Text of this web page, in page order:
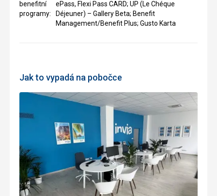
benefitní
programy:
ePass, Flexi Pass CARD; UP (Le Chéque
Déjeuner) – Gallery Beta; Benefit
Management/Benefit Plus; Gusto Karta
Jak to vypadá na pobočce